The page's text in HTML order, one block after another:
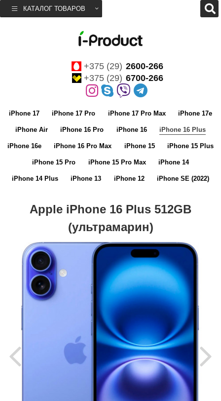
КАТАЛОГ ТОВАРОВ
+375 (29) 2600-266
+375 (29) 6700-266
iPhone 17 iPhone 17 Pro iPhone 17 Pro Max iPhone 17e
iPhone Air iPhone 16 Pro iPhone 16 iPhone 16 Plus
iPhone 16e iPhone 16 Pro Max iPhone 15 iPhone 15 Plus
iPhone 15 Pro iPhone 15 Pro Max iPhone 14
iPhone 14 Plus iPhone 13 iPhone 12 iPhone SE (2022)
Apple iPhone 16 Plus 512GB
(ультрамарин)